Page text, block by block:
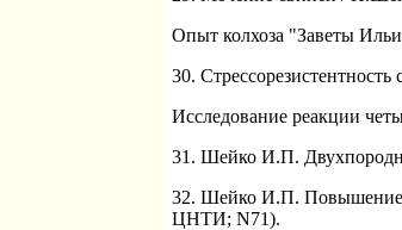
Опыт колхоза "Заветы
30.
Исследование реакции
31. Шейко И.П.
32. Шейко И.П. Повышение
ЦНТИ; N71).